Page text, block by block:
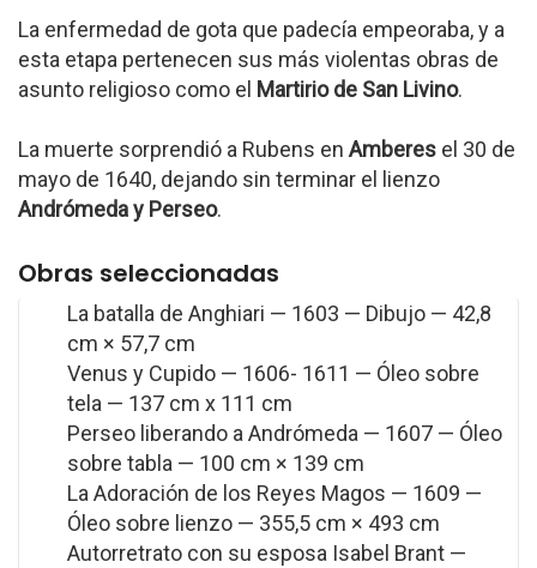
La enfermedad de gota que padecía empeoraba, y a
esta etapa pertenecen sus más violentas obras de
asunto religioso como el Martirio de San Livino.
La muerte sorprendió a Rubens en Amberes el 30 de
mayo de 1640, dejando sin terminar el lienzo
Andrómeda y Perseo.
Obras seleccionadas
La batalla de Anghiari — 1603 — Dibujo — 42,8
cm × 57,7 cm
Venus y Cupido — 1606- 1611 — Óleo sobre
tela — 137 cm x 111 cm
Perseo liberando a Andrómeda — 1607 — Óleo
sobre tabla — 100 cm × 139 cm
La Adoración de los Reyes Magos — 1609 —
Óleo sobre lienzo — 355,5 cm × 493 cm
Autorretrato con su esposa Isabel Brant —